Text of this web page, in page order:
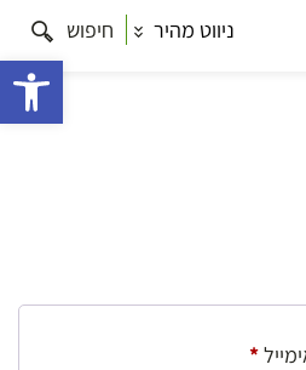
ניווט מהיר חיפוש
*חובה